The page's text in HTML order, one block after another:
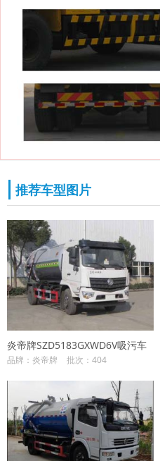
推荐车型图片
炎帝牌SZD5183GXWD6V吸污车
品牌：炎帝牌 批次：404